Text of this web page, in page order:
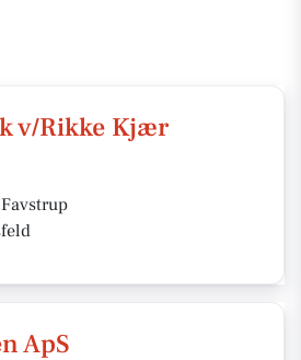
v/Rikke Kjær
ApS